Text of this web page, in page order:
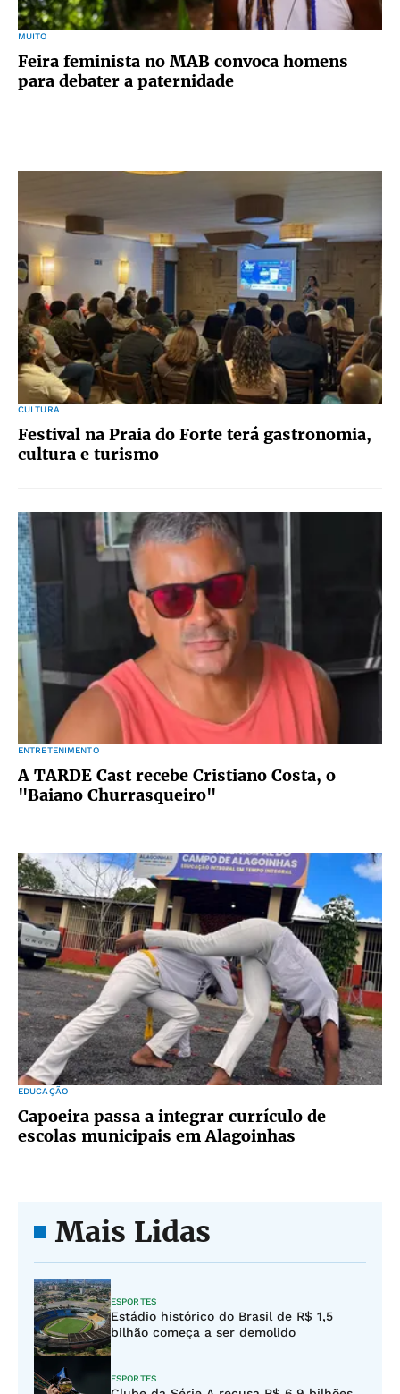
MUITO
Feira feminista no MAB convoca homens
para debater a paternidade
CULTURA
Festival na Praia do Forte terá gastronomia,
cultura e turismo
ENTRETENIMENTO
A TARDE Cast recebe Cristiano Costa, o
"Baiano Churrasqueiro"
EDUCAÇÃO
Capoeira passa a integrar currículo de
escolas municipais em Alagoinhas
Mais Lidas
ESPORTES
Estádio histórico do Brasil de R$ 1,5
bilhão começa a ser demolido
ESPORTES